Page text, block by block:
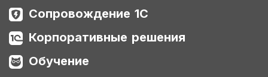
Сопровождение 1С
Корпоративные решения
Обучение